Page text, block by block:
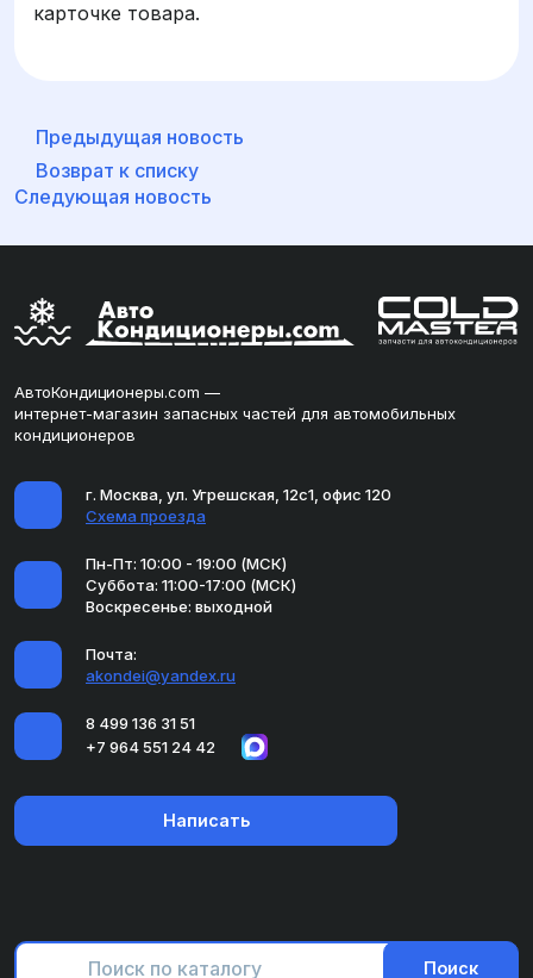
карточке товара.
Предыдущая новость
Возврат к списку
Следующая новость
АвтоКондиционеры.com —
интернет-магазин запасных частей для автомобильных
кондиционеров
г. Москва, ул. Угрешская, 12с1, офис 120
Схема проезда
Пн-Пт: 10:00 - 19:00 (МСК)
Суббота: 11:00-17:00 (МСК)
Воскресенье: выходной
Почта:
akondei@yandex.ru
8 499 136 31 51
+7 964 551 24 42
Написать
Поиск